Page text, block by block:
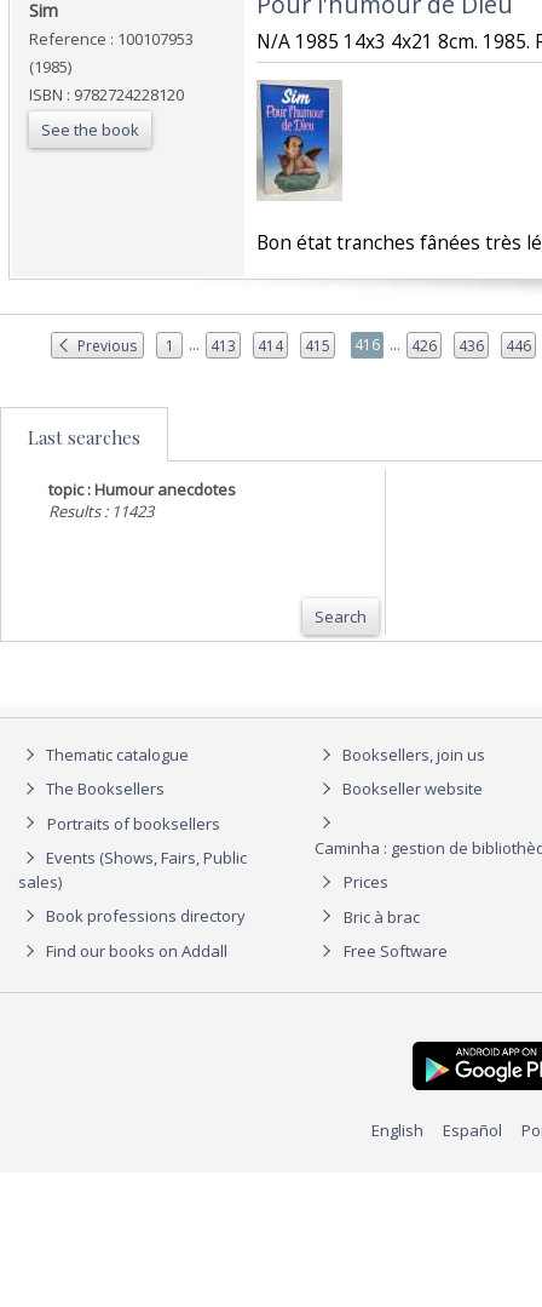
‎Sim‎
Reference : 100107953
(1985)
ISBN : 9782724228120
See the book
‎N/A 1985 14x3 4x21 8cm. 1985.
‎Bon état tranches fânées très
Previous 1 ... 413 414 415 416 ... 426 436 446
Last searches
topic : Humour anecdotes
Results : 11423
Search
Thematic catalogue
The Booksellers
Portraits of booksellers
Events (Shows, Fairs, Public
sales)
Book professions directory
Find our books on Addall
Booksellers, join us
Bookseller website
Caminha : gestion de
Prices
Bric à brac
Free Software
English Español